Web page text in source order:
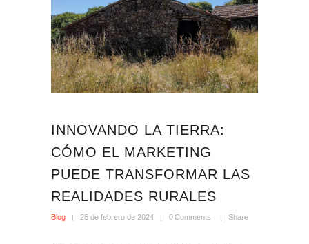
INNOVANDO LA TIERRA:
CÓMO EL MARKETING
PUEDE TRANSFORMAR LAS
REALIDADES RURALES
Blog 25 de febrero de 2024 0 Comments Share